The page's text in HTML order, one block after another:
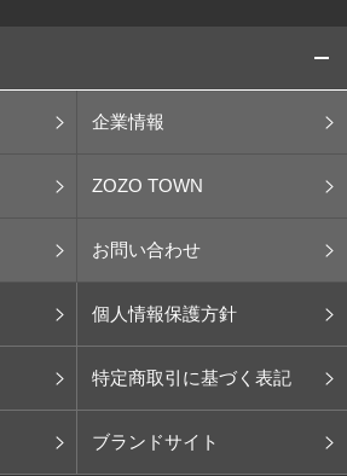
企業情報
ZOZO TOWN
お問い合わせ
個人情報保護方針
特定商取引に基づく表記
ブランドサイト